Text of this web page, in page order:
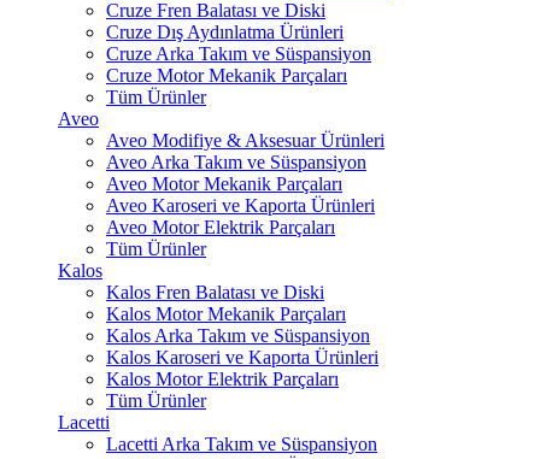
Cruze Fren Balatası ve Diski
Cruze Dış Aydınlatma Ürünleri
Cruze Arka Takım ve Süspansiyon
Cruze Motor Mekanik Parçaları
Tüm Ürünler
Aveo
Aveo Modifiye & Aksesuar Ürünleri
Aveo Arka Takım ve Süspansiyon
Aveo Motor Mekanik Parçaları
Aveo Karoseri ve Kaporta Ürünleri
Aveo Motor Elektrik Parçaları
Tüm Ürünler
Kalos
Kalos Fren Balatası ve Diski
Kalos Motor Mekanik Parçaları
Kalos Arka Takım ve Süspansiyon
Kalos Karoseri ve Kaporta Ürünleri
Kalos Motor Elektrik Parçaları
Tüm Ürünler
Lacetti
Lacetti Arka Takım ve Süspansiyon